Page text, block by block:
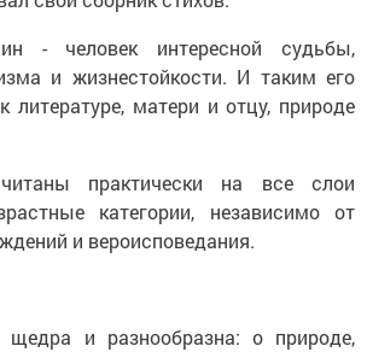
- человек интересной судьбы,
и жизнестойкости. И таким его
литературе, матери и отцу, природе
практически на все слои
категории, независимо от
и вероисповедания.
щедра и разнообразна: о природе,